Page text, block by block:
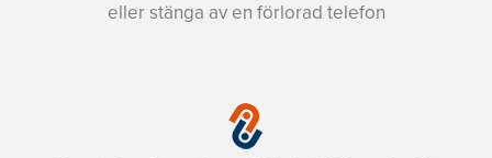
eller stänga av en förlorad telefon